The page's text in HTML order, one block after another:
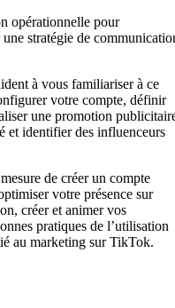
opérationnelle pour
stratégie de
à vous familiariser à ce
votre compte, définir
une promotion
et identifier des influenceurs
de créer un compte
votre présence sur
créer et animer vos
pratiques de l’utilisation
au marketing sur TikTok.